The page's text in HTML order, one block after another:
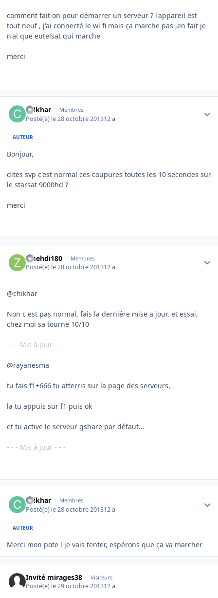
comment fait on pour démarrer un serveur ? l'appareil est
tout neuf , j'ai connecté le wi fi mais ça marche pas ,en fait je
n'ai que eutelsat qui marche
merci
chikhar Membres
Posté(e) le 28 octobre 201312 a
AUTEUR
Bonjour,
dites svp c'est normal ces coupures toutes les 10 secondes sur
le starsat 9000hd ?
merci
zmehdi180 Membres
Posté(e) le 28 octobre 201312 a
@chikhar
Non c est pas normal, fais la derniére mise a jour, et essai,
chez moi sa tourne 10/10
- - - Mis à jour - - -
@rayanesma
tu fais f1+666 tu atterris sur la page des serveurs,
la tu appuis sur f1 puis ok
et tu active le serveur gshare par défaut...
- - - Mis à jour - - -
chikhar Membres
Posté(e) le 28 octobre 201312 a
AUTEUR
Merci mon pote ! je vais tenter, espérons que ça va marcher
Invité mirages38 Visiteurs
Posté(e) le 29 octobre 201312 a